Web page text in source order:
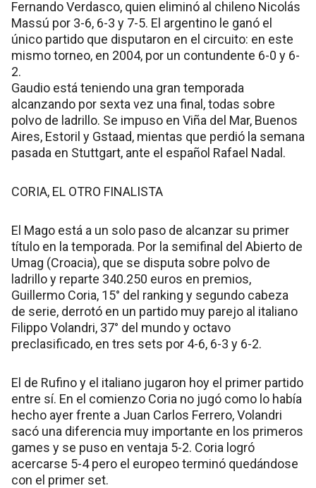
Fernando Verdasco, quien eliminó al chileno Nicolás
Massú por 3-6, 6-3 y 7-5. El argentino le ganó el
único partido que disputaron en el circuito: en este
mismo torneo, en 2004, por un contundente 6-0 y 6-
2.
Gaudio está teniendo una gran temporada
alcanzando por sexta vez una final, todas sobre
polvo de ladrillo. Se impuso en Viña del Mar, Buenos
Aires, Estoril y Gstaad, mientas que perdió la semana
pasada en Stuttgart, ante el español Rafael Nadal.
CORIA, EL OTRO FINALISTA
El Mago está a un solo paso de alcanzar su primer
título en la temporada. Por la semifinal del Abierto de
Umag (Croacia), que se disputa sobre polvo de
ladrillo y reparte 340.250 euros en premios,
Guillermo Coria, 15° del ranking y segundo cabeza
de serie, derrotó en un partido muy parejo al italiano
Filippo Volandri, 37° del mundo y octavo
preclasificado, en tres sets por 4-6, 6-3 y 6-2.
El de Rufino y el italiano jugaron hoy el primer partido
entre sí. En el comienzo Coria no jugó como lo había
hecho ayer frente a Juan Carlos Ferrero, Volandri
sacó una diferencia muy importante en los primeros
games y se puso en ventaja 5-2. Coria logró
acercarse 5-4 pero el europeo terminó quedándose
con el primer set.